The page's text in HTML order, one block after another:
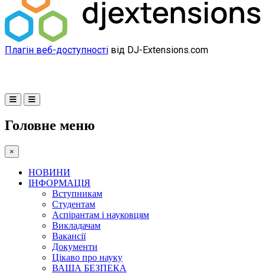
Плагін веб-доступності від DJ-Extensions.com
Головне меню
×
НОВИНИ
ІНФОРМАЦІЯ
Вступникам
Студентам
Аспірантам і науковцям
Викладачам
Вакансії
Документи
Цікаво про науку
ВАША БЕЗПЕКА